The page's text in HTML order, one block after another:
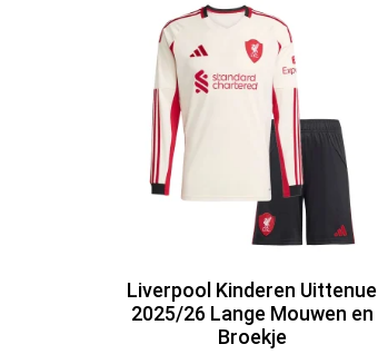
Liverpool Kinderen Uittenue
2025/26 Lange Mouwen en
Broekje